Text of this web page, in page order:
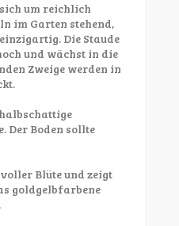
um reichlich
im Garten stehend,
Die Staude
und wächst in die
Zweige werden in
Der Boden sollte
Blüte und zeigt
goldgelbfarbene